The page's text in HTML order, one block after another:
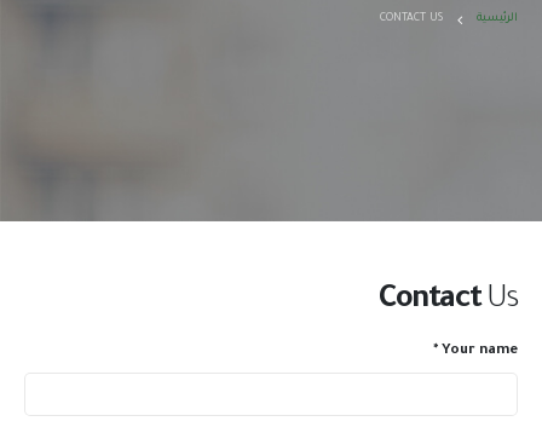
الرئيسية CONTACT US
ContactUs
Your name *